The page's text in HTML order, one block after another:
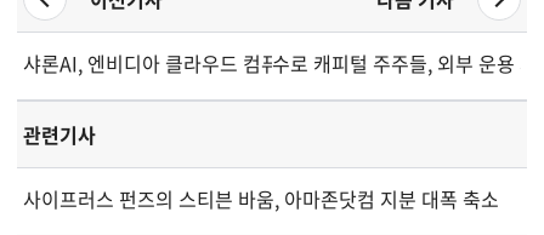
샤론AI, 엔비디아 클라우드 컴퓨팅 주요 파트너십 발표
수로 캐피털 주주들, 외부 운용
관련기사
사이프러스 펀즈의 스티븐 바움, 아마존닷컴 지분 대폭 축소